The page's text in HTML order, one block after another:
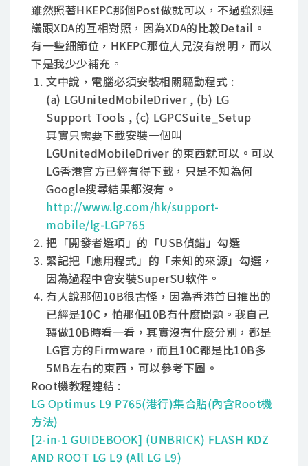
雖然照著HKEPC那個Post做就可以，不過強烈建
議跟XDA的互相對照，因為XDA的比較Detail。
有一些細節位，HKEPC那位人兄沒有說明，而以
下是我少少補充。
文中說，電腦必須安裝相關驅動程式 :
(a) LGUnitedMobileDriver , (b) LG
Support Tools , (c) LGPCSuite_Setup
其實只需要下載安裝一個叫
LGUnitedMobileDriver 的東西就可以。可以
LG香港官方已經有得下載，只是不知為何
Google搜尋結果都沒有。
http://www.lg.com/hk/support-
mobile/lg-LGP765
把「開發者選項」的「USB偵錯」勾選
緊記把「應用程式」的「未知的來源」勾選，
因為過程中會安裝SuperSU軟件。
有人說那個10B很古怪，因為香港首日推出的
已經是10C，怕那個10B有什麼問題。我自己
轉做10B時看一看，其實沒有什麼分別，都是
LG官方的Firmware，而且10C都是比10B多
5MB左右的東西，可以參考下圖。
Root機教程連結 :
LG Optimus L9 P765(港行)集合貼(內含Root機
方法)
[2-in-1 GUIDEBOOK] (UNBRICK) FLASH KDZ
AND ROOT LG L9 (All LG L9)